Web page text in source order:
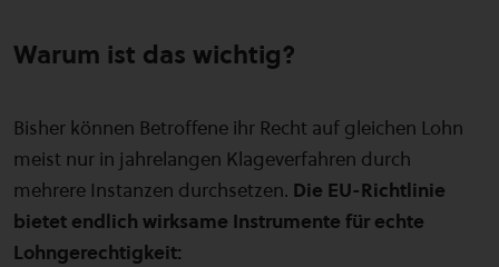
Warum ist das wichtig?
Bisher können Betroffene ihr Recht auf gleichen Lohn
meist nur in jahrelangen Klageverfahren durch
mehrere Instanzen durchsetzen. Die EU-Richtlinie
bietet endlich wirksame Instrumente für echte
Lohngerechtigkeit: